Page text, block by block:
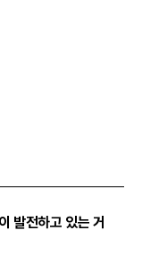
발전하고 있는 거